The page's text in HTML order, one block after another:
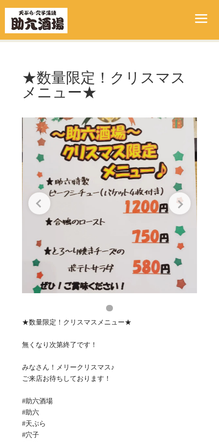
★数量限定！クリスマス
メニュー★
★数量限定！クリスマスメニュー★
無くなり次第終了です！
みなさん！メリークリスマス♪
ご来店お待ちしております！
#助六酒場
#助六
#天ぷら
#穴子